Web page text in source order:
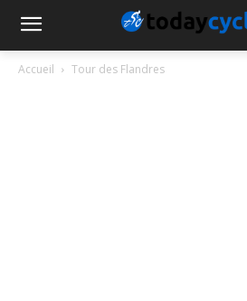
Accueil Tour des Flandres